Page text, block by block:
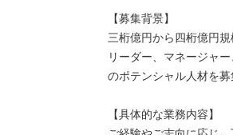
【募集背景】
三桁億円から四桁億円
リーダー、マネージャ
のポテンシャル人材を募
【具体的な業務内容】